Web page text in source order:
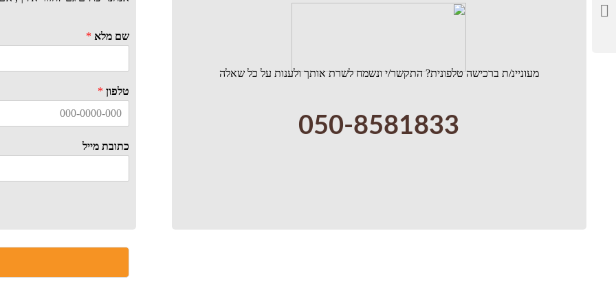
מעוניינ/ת ברכישה טלפונית? התקשר/י ונשמח לשרת אותך ולענות על כל שאלה
050-8581833
שם מלא *
טלפון *
כתובת מייל